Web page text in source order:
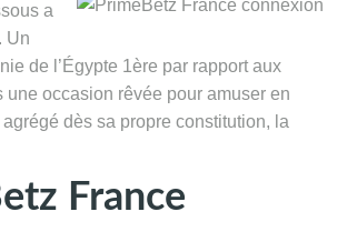
a
Un
de l’Égypte 1ère par rapport aux
occasion rêvée pour amuser en
dès sa propre constitution, la
France